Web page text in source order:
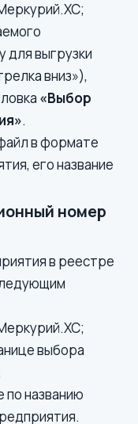
;
для выгрузки
вниз»),
«Выбор
.
в формате
его название
номер
в реестре
выбора
по названию